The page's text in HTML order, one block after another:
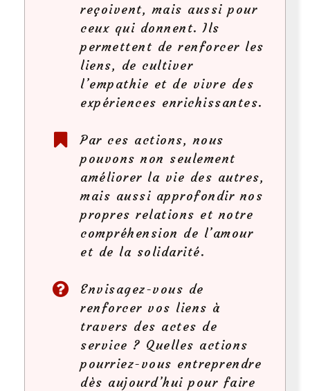
reçoivent, mais aussi pour
ceux qui donnent. Ils
permettent de renforcer les
liens, de cultiver
l’empathie et de vivre des
expériences enrichissantes.
Par ces actions, nous
pouvons non seulement
améliorer la vie des autres,
mais aussi approfondir nos
propres relations et notre
compréhension de l’amour
et de la solidarité.
Envisagez-vous de
renforcer vos liens à
travers des actes de
service ? Quelles actions
pourriez-vous entreprendre
dès aujourd’hui pour faire